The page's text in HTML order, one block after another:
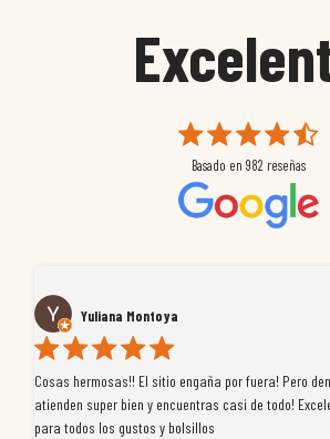
Basado en 982 reseñas
Yuliana Montoya
Cosas hermosas!! El sitio engaña por fuera! Pero
atienden super bien y encuentras casi de todo!
para todos los gustos y bolsillos